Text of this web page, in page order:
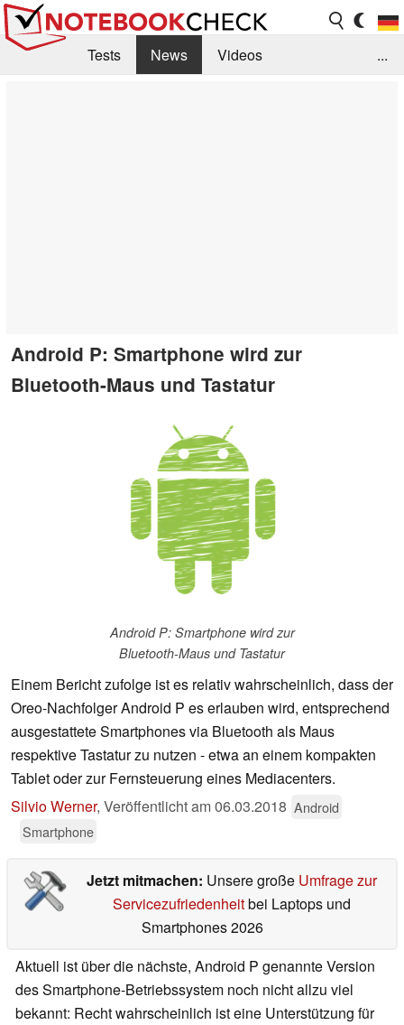
Tests News
Videos
...
Android P: Smartphone wird zur
Bluetooth-Maus und Tastatur
Android P: Smartphone wird zur
Bluetooth-Maus und Tastatur
Einem Bericht zufolge ist es relativ wahrscheinlich, dass der
Oreo-Nachfolger Android P es erlauben wird, entsprechend
ausgestattete Smartphones via Bluetooth als Maus
respektive Tastatur zu nutzen - etwa an einem kompakten
Tablet oder zur Fernsteuerung eines Mediacenters.
Silvio Werner, Veröffentlicht am06.03.2018 Android
Smartphone
Jetzt mitmachen: Unsere große Umfrage zur
Servicezufriedenheitbei Laptops und
Smartphones 2026
Aktuell ist über die nächste, Android P genannte Version
des Smartphone-Betriebssystem noch nicht allzu viel
bekannt: Recht wahrscheinlich ist eine Unterstützung für